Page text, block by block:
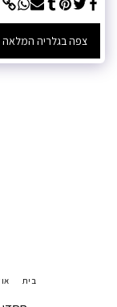
צפה בגלריה המלאה
בית